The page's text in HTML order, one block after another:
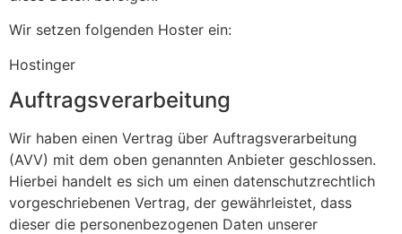
Wir setzen folgenden Hoster ein:
Hostinger
Auftragsverarbeitung
Wir haben einen Vertrag über Auftragsverarbeitung
(AVV) mit dem oben genannten Anbieter geschlossen.
Hierbei handelt es sich um einen datenschutzrechtlich
vorgeschriebenen Vertrag, der gewährleistet, dass
dieser die personenbezogenen Daten unserer